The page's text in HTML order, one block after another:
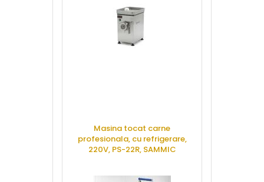
Masina tocat carne
profesionala, cu refrigerare,
220V, PS-22R, SAMMIC